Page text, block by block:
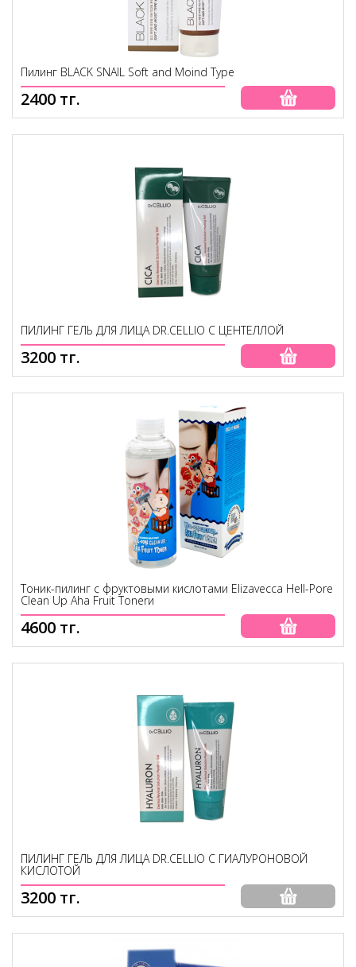
Пилинг BLACK SNAIL Soft and Moind Type
2400 тг.
ПИЛИНГ ГЕЛЬ ДЛЯ ЛИЦА DR.CELLIO С ЦЕНТЕЛЛОЙ
3200 тг.
Тоник-пилинг с фруктовыми кислотами Elizavecca Hell-Pore
Clean Up Aha Fruit Tonerи
4600 тг.
ПИЛИНГ ГЕЛЬ ДЛЯ ЛИЦА DR.CELLIO С ГИАЛУРОНОВОЙ
КИСЛОТОЙ
3200 тг.